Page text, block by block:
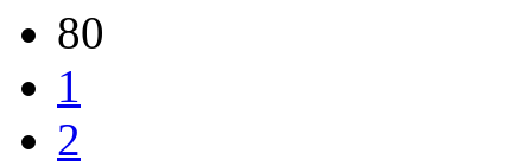
80
1
2